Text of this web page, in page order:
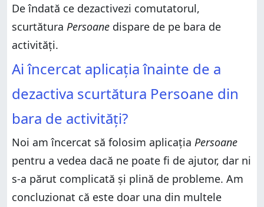
De îndată ce dezactivezi comutatorul,
scurtătura Persoane dispare de pe bara de
activități.
Ai încercat aplicația înainte de a
dezactiva scurtătura Persoane din
bara de activități?
Noi am încercat să folosim aplicația Persoane
pentru a vedea dacă ne poate fi de ajutor, dar ni
s-a părut complicată și plină de probleme. Am
concluzionat că este doar una din multele